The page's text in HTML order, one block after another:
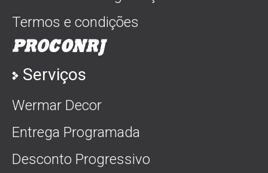
Termos e condições
Serviços
Wermar Decor
Entrega Programada
Desconto Progressivo